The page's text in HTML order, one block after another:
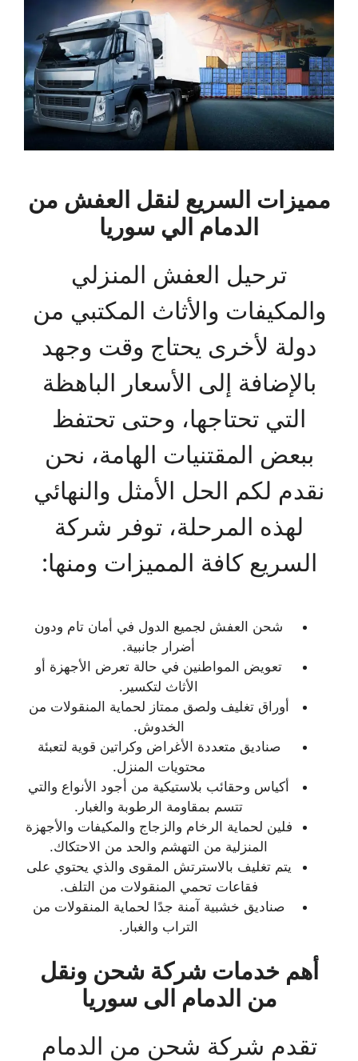
مميزات السريع لنقل العفش من
الدمام الي سوريا
ترحيل العفش المنزلي
والمكيفات والأثاث المكتبي من
دولة لأخرى يحتاج وقت وجهد
بالإضافة إلى الأسعار الباهظة
التي تحتاجها، وحتى تحتفظ
ببعض المقتنيات الهامة، نحن
نقدم لكم الحل الأمثل والنهائي
لهذه المرحلة، توفر شركة
السريع كافة المميزات ومنها:
شحن العفش لجميع الدول في أمان تام ودون
أضرار جانبية.
تعويض المواطنين في حالة تعرض الأجهزة أو
الأثاث لتكسير.
أوراق تغليف ولصق ممتاز لحماية المنقولات من
الخدوش.
صناديق متعددة الأغراض وكراتين قوية لتعبئة
محتويات المنزل.
أكياس وحقائب بلاستيكية من أجود الأنواع والتي
تتسم بمقاومة الرطوبة والغبار.
فلين لحماية الرخام والزجاج والمكيفات والأجهزة
المنزلية من التهشم والحد من الاحتكاك.
يتم تغليف بالاسترتش المقوى والذي يحتوي على
فقاعات تحمي المنقولات من التلف.
صناديق خشبية آمنة جدًا لحماية المنقولات من
التراب والغبار.
أهم خدمات شركة شحن ونقل
من الدمام الى سوريا
تقدم شركة شحن من الدمام